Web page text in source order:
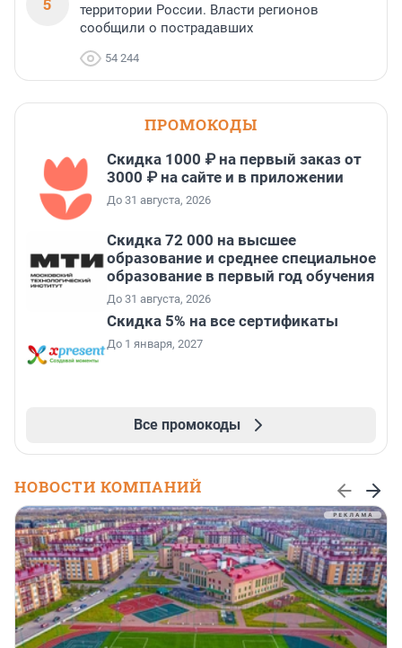
5
территории России. Власти регионов
сообщили о пострадавших
54 244
ПРОМОКОДЫ
Скидка 1000 ₽ на первый заказ от
3000 ₽ на сайте и в приложении
До 31 августа, 2026
Скидка 72 000 на высшее
образование и среднее специальное
образование в первый год обучения
До 31 августа, 2026
Скидка 5% на все сертификаты
До 1 января, 2027
Все промокоды
НОВОСТИ КОМПАНИЙ